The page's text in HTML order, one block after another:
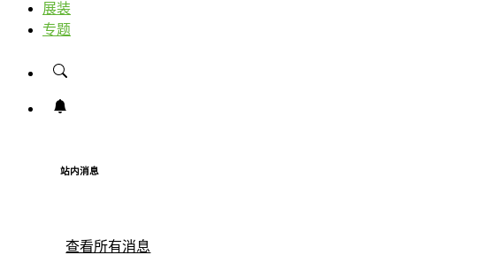
展装
专题
站内消息
查看所有消息